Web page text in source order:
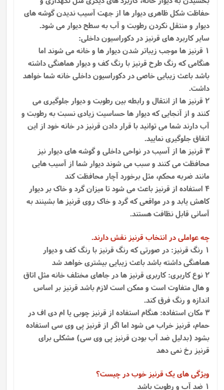
حفاظت شکل ظاهری دیوار ها از جهت آسیب ندیدن گوشه ‌های
دیوار و منتقل نکردن رطوبت و آب به سطح دیوار می‌ شود.
سایر کاربرد های قرنیز در دکوراسیون داخلی:
1 قرنیز ها موجب زیباتر شدن دیوار ها و خانه می شوند اما
هنگامی که رنگ طرح قرنیز با رنگ کف و دیوار هماهنگی داشته
باشد باعث زیبایی خاصی در دکوراسیون داخلی خانه شما خواهد
داشت.
2 قرنیز ها از انتقال و رابطه بین رطوبت و دیوار جلوگیری می
کنند و از آنجایی که دیوار ها حساسیت زیادی نسبت به رطوبت و
آب دارند شما می توانید با قرار دادن قرنیز در خانه خود از این
اتفاق جلوگیری نمایید.
3 قرنیز ها از آسیب در نواحی داخلی و گوشه های دیوار نیز
محافظت می کنند و سبب می شوند دیوار شما از آسیب هایی
مانند ضربه محکم، مثل برخورد آچار محافظت کند
4 استفاده از قرنیز باعث می شود تا میزان گرد و خاک بر دیوار
کاهش یابد و در مواقعی که گرد و خاک روی قرنیز ها بشینند به
آسانی قابل نظافت هستند.
چه عواملی در انتخاب قرنیز نقش دارند.
1 رنگ قرنیز: در صورتی که رنگ قرنیز با رنگ کف و دیوار
هماهنگی داشته باشد باعث زیبایی بیشتری خواهد شد
2 نوع کاربری: کاربری قرنیز ها در جاهای مختلف خانه مثل اتاق
و هال متفاوت است و ممکن است لازم باشد قرنیز بر اساس
اندازه و رنگ فرق کند.
3 مکان استفاده: هنگام استفاده از قرنیز چوبی یا ام دی اف در
حمام، قرنیز خراب می شود اما اگر از قرنیز پی وی سی استفاده
بشود (بدلیل ضد آب بودن قرنیز پی وی سی) مشکلی برای
قرنیز رخ نمی دهد
ویژگی های یک قرنیز خوب در چیست؟
1 ضد آب و رطوبت باشد